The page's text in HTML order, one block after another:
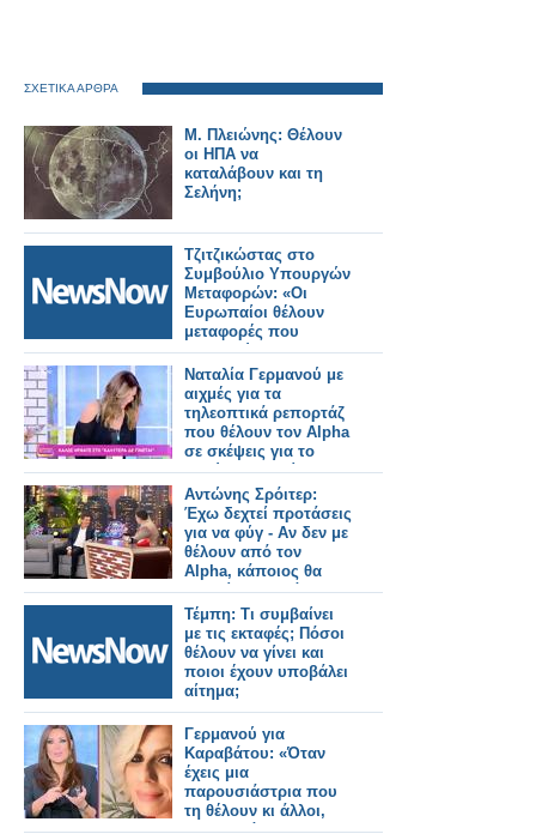
ΣΧΕΤΙΚΑ ΑΡΘΡΑ
Μ. Πλειώνης: Θέλουν
οι ΗΠΑ να
καταλάβουν και τη
Σελήνη;
Τζιτζικώστας στο
Συμβούλιο Υπουργών
Μεταφορών: «Οι
Ευρωπαίοι θέλουν
μεταφορές που
εμπιστεύονται».
Ναταλία Γερμανού με
αιχμές για τα
τηλεοπτικά ρεπορτάζ
που θέλουν τον Alpha
σε σκέψεις για το
Καλύτερα δε γίνεται...
Αντώνης Σρόιτερ:
Έχω δεχτεί προτάσεις
για να φύγ - Αν δεν με
θέλουν από τον
Alpha, κάποιος θα
βρεθεί να με πάρει
Τέμπη: Τι συμβαίνει
με τις εκταφές; Πόσοι
θέλουν να γίνει και
ποιοι έχουν υποβάλει
αίτημα;
Γερμανού για
Καραβάτου: «Όταν
έχεις μια
παρουσιάστρια που
τη θέλουν κι άλλοι,
την κρατάς για να μην